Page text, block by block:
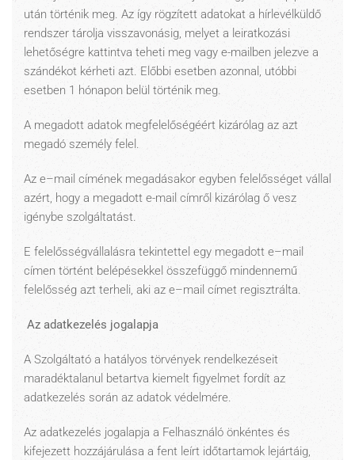
után történik meg. Az így rögzített adatokat a hírlevélküldő
rendszer tárolja visszavonásig, melyet a leiratkozási
lehetőségre kattintva teheti meg vagy e-mailben jelezve a
szándékot kérheti azt. Előbbi esetben azonnal, utóbbi
esetben 1 hónapon belül történik meg.
A megadott adatok megfelelőségéért kizárólag az azt
megadó személy felel.
Az e–mail címének megadásakor egyben felelősséget vállal
azért, hogy a megadott e-mail címről kizárólag ő vesz
igénybe szolgáltatást.
E felelősségvállalásra tekintettel egy megadott e–mail
címen történt belépésekkel összefüggő mindennemű
felelősség azt terheli, aki az e–mail címet regisztrálta.
Az adatkezelés jogalapja
A Szolgáltató a hatályos törvények rendelkezéseit
maradéktalanul betartva kiemelt figyelmet fordít az
adatkezelés során az adatok védelmére.
Az adatkezelés jogalapja a Felhasználó önkéntes és
kifejezett hozzájárulása a fent leírt időtartamok lejártáig,